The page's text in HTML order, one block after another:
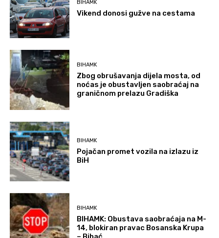
BIHAMK
Vikend donosi gužve na cestama
BIHAMK
Zbog obrušavanja dijela mosta, od
noćas je obustavljen saobraćaj na
graničnom prelazu Gradiška
BIHAMK
Pojačan promet vozila na izlazu iz
BiH
BIHAMK
BIHAMK: Obustava saobraćaja na M-
14, blokiran pravac Bosanska Krupa